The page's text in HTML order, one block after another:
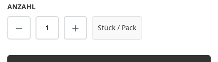
ANZAHL
Produkt Anzahl: Gib den gewünschten
Stück / Pack